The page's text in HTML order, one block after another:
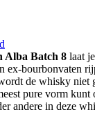
Alba Batch 8 laat
ex-bourbonvaten
de whisky
pure vorm
andere in deze